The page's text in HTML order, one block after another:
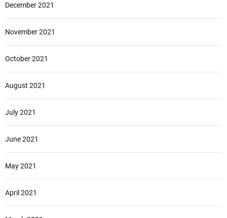
December 2021
November 2021
October 2021
August 2021
July 2021
June 2021
May 2021
April 2021